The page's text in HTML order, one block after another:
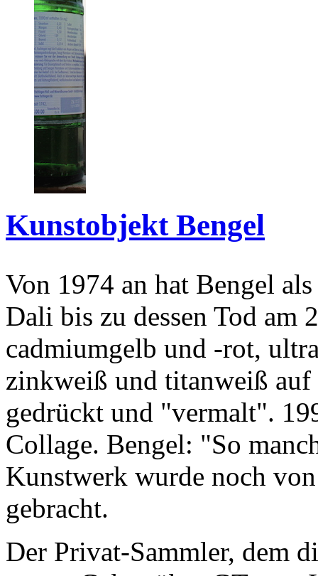
Kunstobjekt Bengel
Von 1974 an hat Bengel
Dali bis zu dessen Tod am
cadmiumgelb und -rot,
zinkweiß und titanweiß
gedrückt und "vermalt".
Collage. Bengel: "So
Kunstwerk wurde noch
gebracht.
Der Privat-Sammler, dem